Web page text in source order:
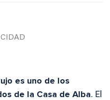
es uno de los
de la Casa de Alba. El